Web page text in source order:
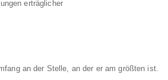
erträglicher
an der Stelle, an der er am größten ist.